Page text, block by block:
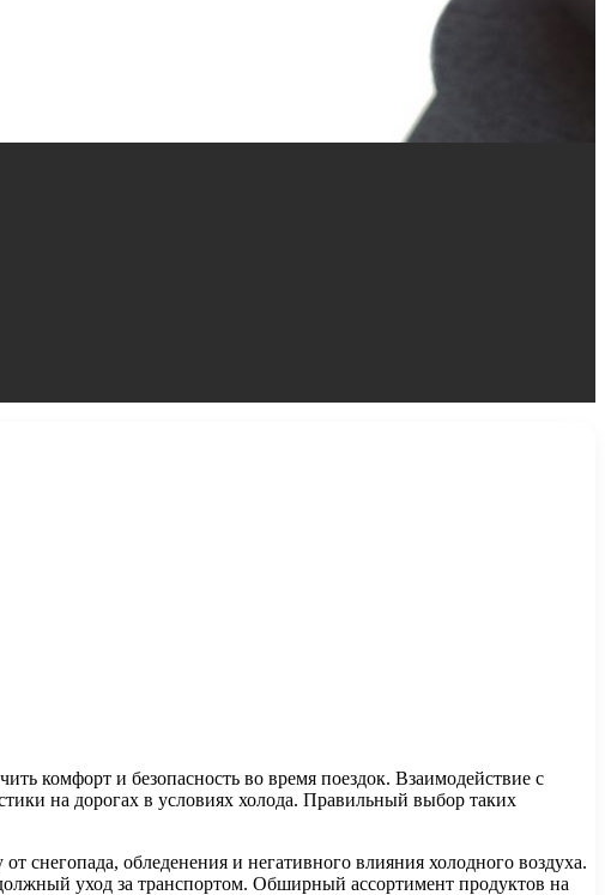
комфорт и безопасность во время поездок. Взаимодействие с
на дорогах в условиях холода. Правильный выбор таких
снегопада, обледенения и негативного влияния холодного воздуха.
уход за транспортом. Обширный ассортимент продуктов на